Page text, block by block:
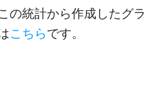
の統計から作成したグラ
こちらです。